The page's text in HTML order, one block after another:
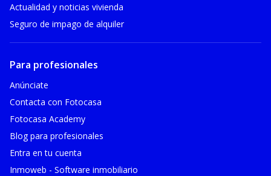
Actualidad y noticias vivienda
Seguro de impago de alquiler
Para profesionales
Anúnciate
Contacta con Fotocasa
Fotocasa Academy
Blog para profesionales
Entra en tu cuenta
Inmoweb - Software inmobiliario